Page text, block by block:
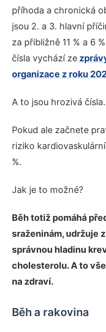
příhoda a chronická
jsou 2. a 3. hlavní
za přibližně 11 % a 6
čísla vychází ze
organizace z roku
A to jsou hrozivá čísla.
Pokud ale začnete
riziko
%.
Jak je to možné?
Běh totiž pomáhá
sraženinám, udržuje
správnou hladinu
cholesterolu. A to
na zdraví.
Běh a rakovina